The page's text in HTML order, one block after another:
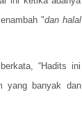
"dan halal
“Hadits ini
yang banyak dan